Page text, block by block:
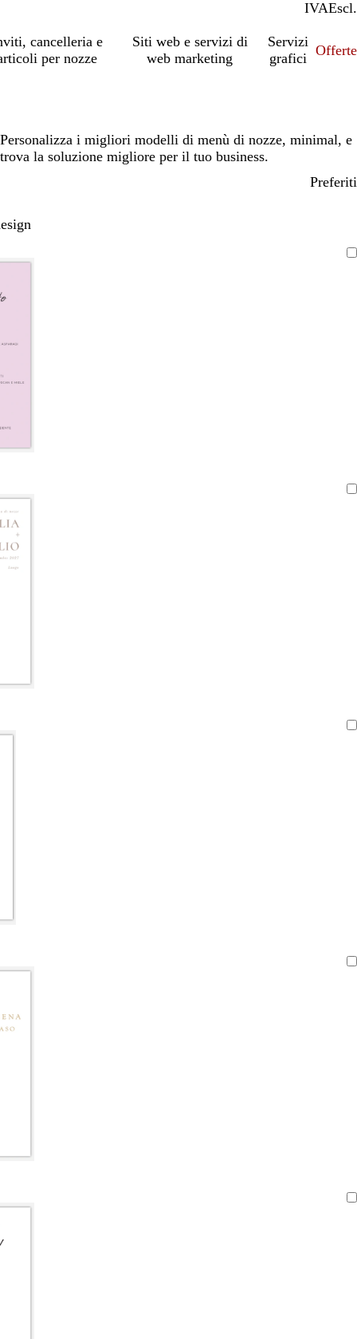
IVAIncl.
Escl.
cancelleria e
per nozze
Siti web e servizi di
web marketing
Servizi
grafici
Offerte
Personalizza i migliori modelli di menù di nozze, minimal, e
trova la soluzione migliore per il tuo business.
Preferiti